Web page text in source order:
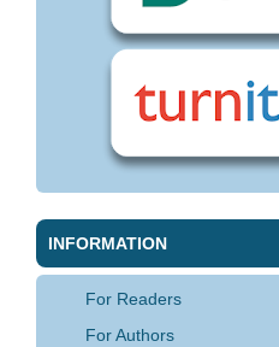
INFORMATION
For Readers
For Authors